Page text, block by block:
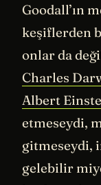
Goodall’ın
keşiflerden
onlar da
Charles
Albert
etmeseydi,
gitmeseydi,
gelebilir